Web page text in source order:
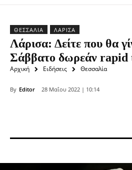
ΘΕΣΣΑΛΊΑ ΛΆΡΙΣΑ
Λάρισα: Δείτε που θα
Σάββατο δωρεάν rapid
Αρχική Ειδήσεις Θεσσαλία
By Editor 28 Μαΐου 2022 | 10:14